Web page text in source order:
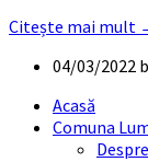
Citește mai mult
04/03/2022
Acasă
Comuna